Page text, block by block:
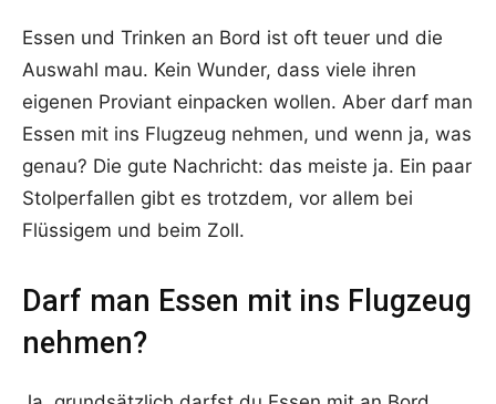
Essen und Trinken an Bord ist oft teuer und die
Auswahl mau. Kein Wunder, dass viele ihren
eigenen Proviant einpacken wollen. Aber darf man
Essen mit ins Flugzeug nehmen, und wenn ja, was
genau? Die gute Nachricht: das meiste ja. Ein paar
Stolperfallen gibt es trotzdem, vor allem bei
Flüssigem und beim Zoll.
Darf man Essen mit ins Flugzeug
nehmen?